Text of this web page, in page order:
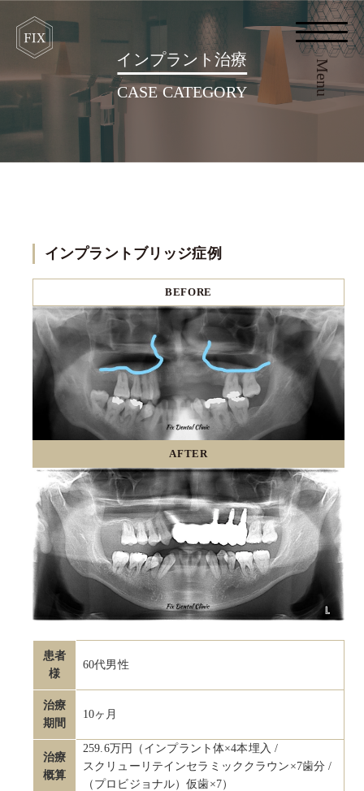
Menu
インプラント治療
CASE CATEGORY
インプラントブリッジ症例
BEFORE
AFTER
患者
様
60代男性
治療
期間
10ヶ月
治療
概算
259.6万円（インプラント体×4本埋入 /
スクリューリテインセラミッククラウン×7歯分 /
（プロビジョナル）仮歯×7）